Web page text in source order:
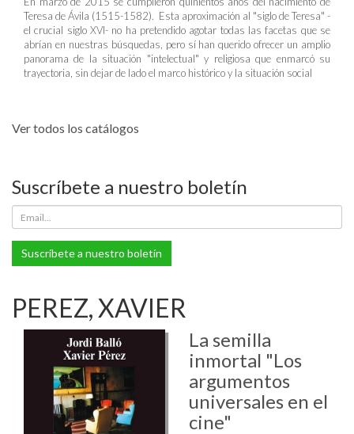
Teresa de Ávila (1515-1582). Esta aproximación al "siglo de Teresa" -
el crucial siglo XVI- no ha pretendido agotar todas las facetas que se
abrían en nuestras búsquedas, pero sí han querido ofrecer un amplio
panorama de la situación "intelectual" y religiosa que enmarcó su
trayectoria, sin dejar de lado el marco histórico y la situación social
Ver todos los catálogos
Suscríbete a nuestro boletín
Suscríbete a nuestro boletín
PEREZ, XAVIER
La semilla
inmortal "Los
argumentos
universales en el
cine"